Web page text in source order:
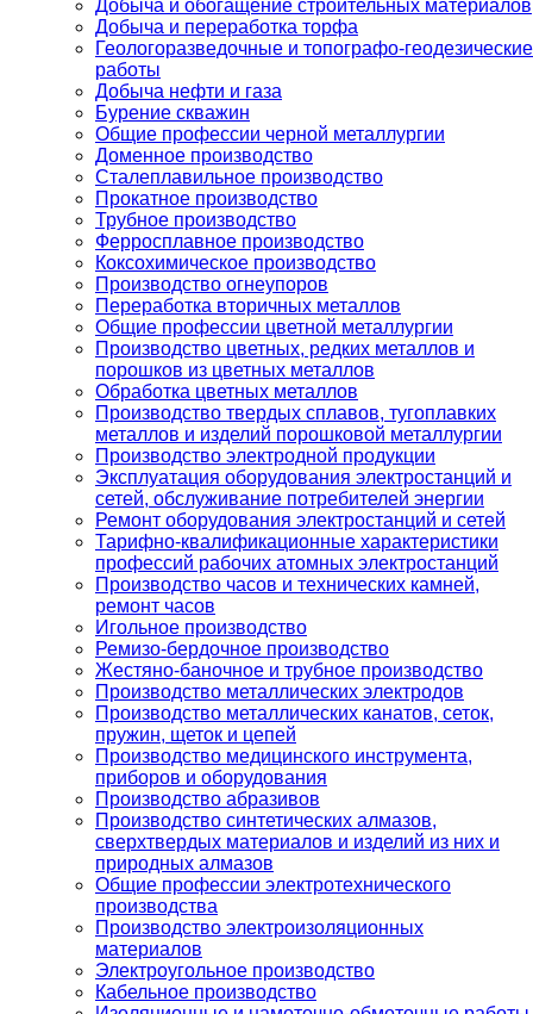
Добыча и обогащение строительных материалов
Добыча и переработка торфа
Геологоразведочные и топографо-геодезические
работы
Добыча нефти и газа
Бурение скважин
Общие профессии черной металлургии
Доменное производство
Сталеплавильное производство
Прокатное производство
Трубное производство
Ферросплавное производство
Коксохимическое производство
Производство огнеупоров
Переработка вторичных металлов
Общие профессии цветной металлургии
Производство цветных, редких металлов и
порошков из цветных металлов
Обработка цветных металлов
Производство твердых сплавов, тугоплавких
металлов и изделий порошковой металлургии
Производство электродной продукции
Эксплуатация оборудования электростанций и
сетей, обслуживание потребителей энергии
Ремонт оборудования электростанций и сетей
Тарифно-квалификационные характеристики
профессий рабочих атомных электростанций
Производство часов и технических камней,
ремонт часов
Игольное производство
Ремизо-бердочное производство
Жестяно-баночное и трубное производство
Производство металлических электродов
Производство металлических канатов, сеток,
пружин, щеток и цепей
Производство медицинского инструмента,
приборов и оборудования
Производство абразивов
Производство синтетических алмазов,
сверхтвердых материалов и изделий из них и
природных алмазов
Общие профессии электротехнического
производства
Производство электроизоляционных
материалов
Электроугольное производство
Кабельное производство